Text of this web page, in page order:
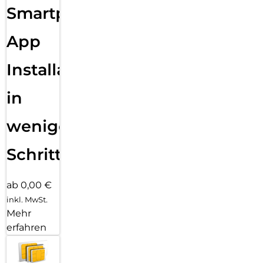
Smartphone
App
Installation
in
wenigen
Schritten
ab 0,00 €
inkl. MwSt.
Mehr
erfahren